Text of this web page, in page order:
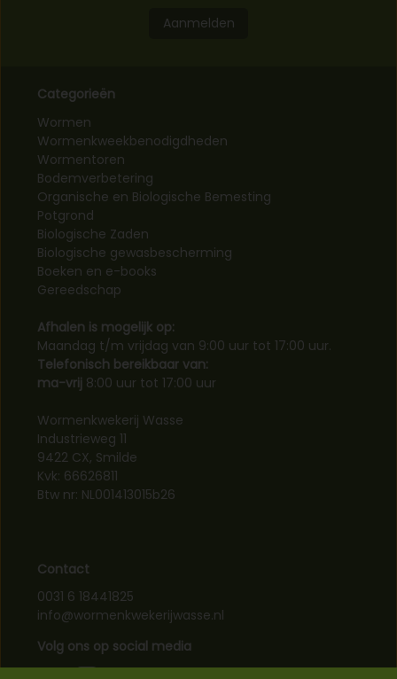
Aanmelden
Categorieën
Wormen
Wormenkweekbenodigdheden
Wormentoren
Bodemverbetering
Organische en Biologische Bemesting
Potgrond
Biologische Zaden
Biologische gewasbescherming
Boeken en e-books
Gereedschap
Afhalen is mogelijk op:
Maandag t/m vrijdag van 9:00 uur tot 17:00 uur.
Telefonisch bereikbaar van:
ma-vrij 8:00 uur tot 17:00 uur
Wormenkwekerij Wasse
Industrieweg 11
9422 CX, Smilde
Kvk: 66626811
Btw nr: NL001413015b26
Contact
0031 6 18441825
info@wormenkwekerijwasse.nl
Volg ons op social media